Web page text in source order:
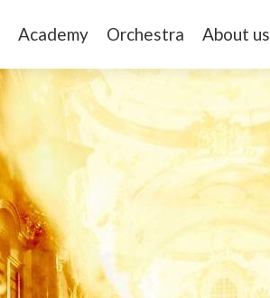
Academy Orchestra About us